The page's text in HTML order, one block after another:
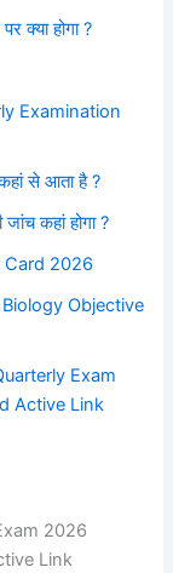
क्या होगा ?
Examination
कहां से आता है ?
जांच कहां होगा ?
Card 2026
Objective
Exam
Active Link
2026
Link